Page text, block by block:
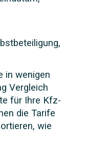
in wenigen
Vergleich
für Ihre Kfz-
die Tarife
wie